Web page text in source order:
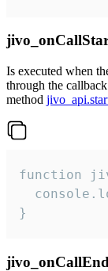
Is executed when
through the
method
function
}
jivo_onCallEnd